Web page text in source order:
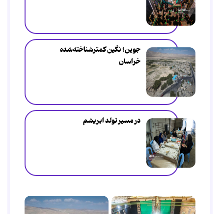
جوین؛ نگین کمترشناخته‌شده
خراسان
در مسیر تولد ابریشم